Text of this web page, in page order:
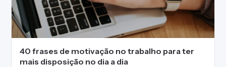
40 frases de motivação no trabalho para ter
mais disposição no dia a dia